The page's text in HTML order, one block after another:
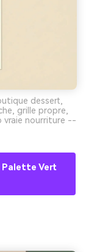
dessert,
grille propre,
vraie nourriture --
Palette Vert